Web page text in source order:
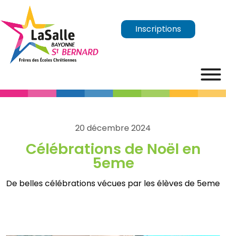
Inscriptions
20 décembre 2024
Célébrations de Noël en
5eme
De belles célébrations vécues par les élèves de 5eme